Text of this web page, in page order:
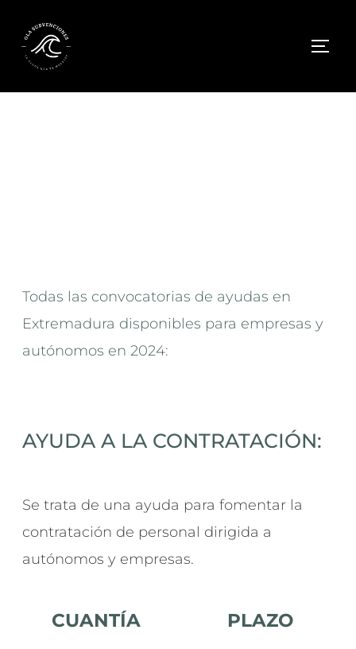
Todas las convocatorias de ayudas en
Extremadura disponibles para empresas y
autónomos en 2024:
AYUDA A LA CONTRATACIÓN:
Se trata de una ayuda para fomentar la
contratación de personal dirigida a
autónomos y empresas.
CUANTÍA PLAZO